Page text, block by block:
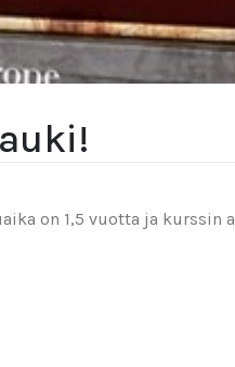
on 1,5 vuotta ja kurssin